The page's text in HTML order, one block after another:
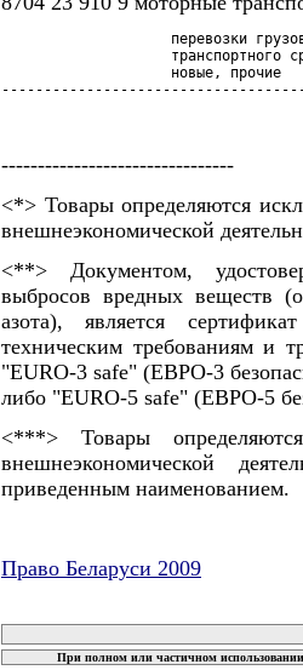
перевозки
транспортного
новые, прочие
--------------------------------
<*> Товары определяются
внешнеэкономической
<**> Документом,
выбросов вредных веществ
азота), является
техническим требованиям и
"EURO-3 safe" (ЕВРО-3
либо "EURO-5 safe" (ЕВРО-5
<***> Товары
внешнеэкономической
приведенным наименованием.
Право Беларуси 2009
При полном или частичном